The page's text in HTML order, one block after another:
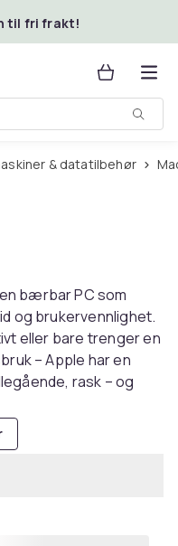
til fri frakt!
& datatilbehør
bærbar PC som
og brukervennlighet.
eller bare trenger en
– Apple har en
rask – og